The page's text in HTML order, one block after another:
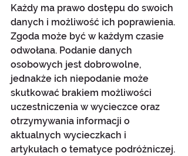
Każdy ma prawo dostępu do swoich
danych i możliwość ich poprawienia.
Zgoda może być w każdym czasie
odwołana. Podanie danych
osobowych jest dobrowolne,
jednakże ich niepodanie może
skutkować brakiem możliwości
uczestniczenia w wycieczce oraz
otrzymywania informacji o
aktualnych wycieczkach i
artykułach o tematyce podróżniczej.